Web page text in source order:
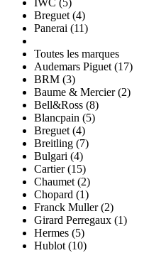
Breguet (4)
Panerai (11)
Toutes les marques
Audemars Piguet (17)
BRM (3)
Baume & Mercier (2)
Bell&Ross (8)
Blancpain (5)
Breguet (4)
Breitling (7)
Bulgari (4)
Cartier (15)
Chaumet (2)
Chopard (1)
Franck Muller (2)
Girard Perregaux (1)
Hermes (5)
Hublot (10)